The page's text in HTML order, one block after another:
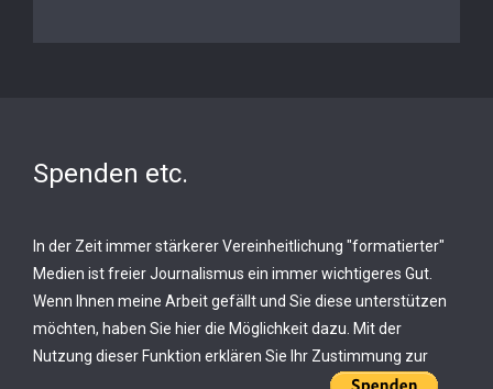
Spenden etc.
In der Zeit immer stärkerer Vereinheitlichung "formatierter"
Medien ist freier Journalismus ein immer wichtigeres Gut.
Wenn Ihnen meine Arbeit gefällt und Sie diese unterstützen
möchten, haben Sie hier die Möglichkeit dazu. Mit der
Nutzung dieser Funktion erklären Sie Ihr Zustimmung zur